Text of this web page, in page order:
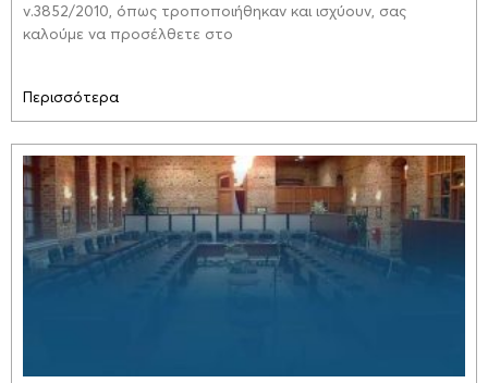
ν.3852/2010, όπως τροποποιήθηκαν και ισχύουν, σας
καλούμε να προσέλθετε στο
Περισσότερα